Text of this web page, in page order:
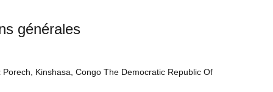
générales
Porech, Kinshasa, Congo The Democratic Republic Of